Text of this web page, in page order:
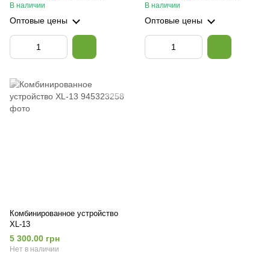
В наличии
Оптовые цены
В наличии
Оптовые цены
Комбинированное устройство
XL-13
5 300.00 грн
Нет в наличии